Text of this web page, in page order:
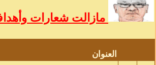
مازالت شعارات
العنوان